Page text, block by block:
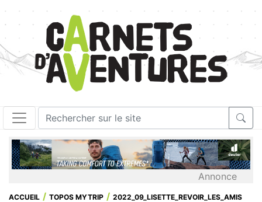
Annonce
ACCUEIL TOPOS MYTRIP
2022_09_LISETTE_REVOIR_LES_AMIS